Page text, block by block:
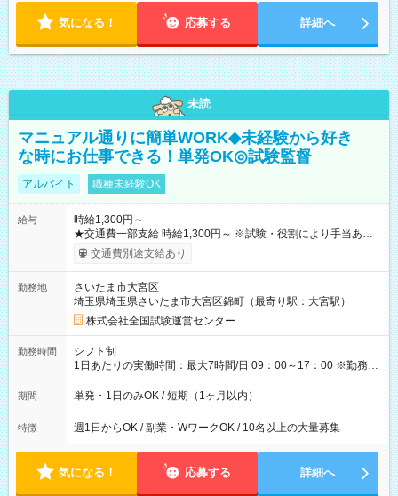
気になる！ 応募する 詳細へ
未読
マニュアル通りに簡単WORK◆未経験から好き
な時にお仕事できる！単発OK◎試験監督
アルバイト 職種未経験OK
給与
時給1,300円～
★交通費一部支給 時給1,300円～ ※試験・役割により手当あり
※勤務回数により昇給あり 【即給（前払い）オプションあ
り！】 希望される場合、勤務から1週間ほどで給与の一部を受け
例】 ・河合塾模擬試験 8:30～17:30（休憩1時間） 時給1,300円
×8時間＝日収10,400円＋交通費 ※当日の役割により時給＋100
円の場合あり ・国家試験 7:00～13:30（休憩なし） 時給1,300
円（役割手当＋100円）×6時間＝日収8,400円＋交通費 【試用期
間】試用期間なし
交通費別途支給あり
勤務地
さいたま市大宮区
埼玉県埼玉県さいたま市大宮区錦町（最寄り駅：大宮駅）
株式会社全国試験運営センター
勤務時間
シフト制
1日あたりの実働時間：最大7時間/日 09：00～17：00 ※勤務時
間は 試験により異なります。
期間 単発・1日のみOK / 短期（1ヶ月以内）
特徴 週1日からOK / 副業・WワークOK / 10名以上の大量募集
気になる！ 応募する 詳細へ